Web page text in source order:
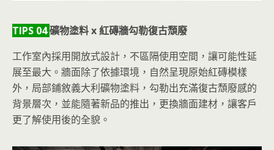
TIPS 04礦物塗料 x 紅磚牆勾勒復古頹廢
工作室內採用開放式設計，不區隔使用空間，讓可能性延
展至最大。牆面除了依據環境，自然呈現原始紅磚模樣
外，局部鋪敘義大利礦物塗料，勾勒出充滿復古頹廢感的
背景層次，並能隨著新品的推出，更換牆面建材，讓客戶
更了解使用後的全貌。